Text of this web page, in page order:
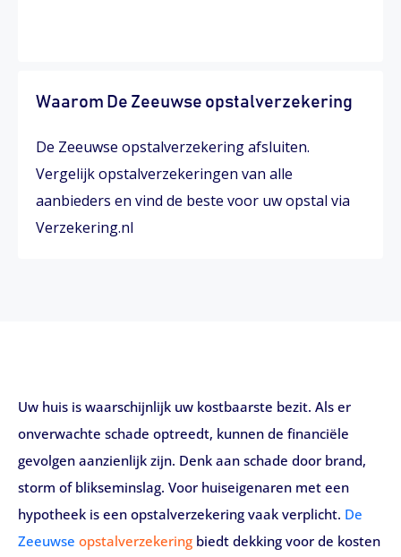
Waarom De Zeeuwse opstalverzekering
De Zeeuwse opstalverzekering afsluiten.
Vergelijk opstalverzekeringen van alle
aanbieders en vind de beste voor uw opstal via
Verzekering.nl
Uw huis is waarschijnlijk uw kostbaarste bezit. Als er
onverwachte schade optreedt, kunnen de financiële
gevolgen aanzienlijk zijn. Denk aan schade door brand,
storm of blikseminslag. Voor huiseigenaren met een
hypotheek is een opstalverzekering vaak verplicht. De
Zeeuwse opstalverzekering biedt dekking voor de kosten